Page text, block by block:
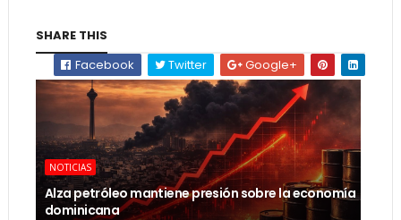
SHARE THIS
Facebook
Twitter Google+
NOTICIAS
Alza petróleo mantiene presión sobre la economía
dominicana